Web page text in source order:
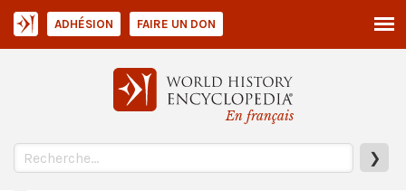
En français
❯
ADHÉSION FAIRE UN DON